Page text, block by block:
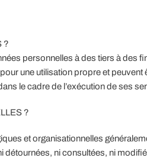
?
personnelles à des tiers à des
une utilisation propre et peuvent
le cadre de l’exécution de ses
?
et organisationnelles
ni consultées, ni